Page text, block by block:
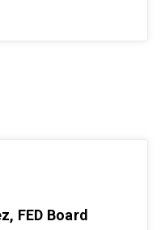
FED Board